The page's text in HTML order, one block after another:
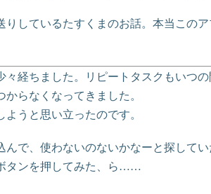
りしているたすくまのお話。本当この
々経ちました。リピートタスクもいつ
らなくなってきました。
うと思い立ったのです。
で、使わないのないかなーと探してい
タンを押してみた、ら……